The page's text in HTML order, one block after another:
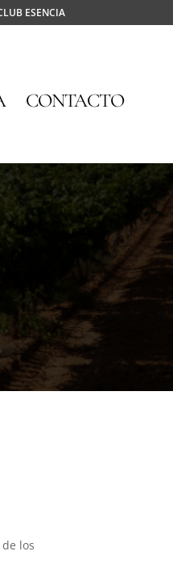
ESENCIA
CONTACTO
los